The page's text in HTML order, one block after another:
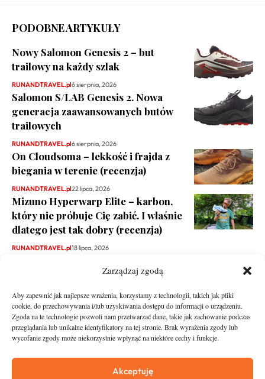
Zarządzaj zgodą
Aby zapewnić jak najlepsze wrażenia, korzystamy z technologii, takich jak pliki
cookie, do przechowywania i/lub uzyskiwania dostępu do informacji o urządzeniu.
Zgoda na te technologie pozwoli nam przetwarzać dane, takie jak zachowanie podczas
przeglądania lub unikalne identyfikatory na tej stronie. Brak wyrażenia zgody lub
wycofanie zgody może niekorzystnie wpłynąć na niektóre cechy i funkcje.
Akceptuję
PODOBNE ARTYKUŁY
Nowy Salomon Genesis 2 – but
trailowy na każdy szlak
RUNANDTRAVEL.pl6 sierpnia, 2026
Salomon S/LAB Genesis 2. Nowa
generacja zaawansowanych butów
trailowych
RUNANDTRAVEL.pl6 sierpnia, 2026
On Cloudsoma – lekkość i frajda z
biegania w terenie (recenzja)
RUNANDTRAVEL.pl22 lipca, 2026
Mizuno Hyperwarp Elite – karbon,
który nie próbuje Cię zabić. I właśnie
dlatego jest tak dobry (recenzja)
RUNANDTRAVEL.pl18 lipca, 2026
O nas